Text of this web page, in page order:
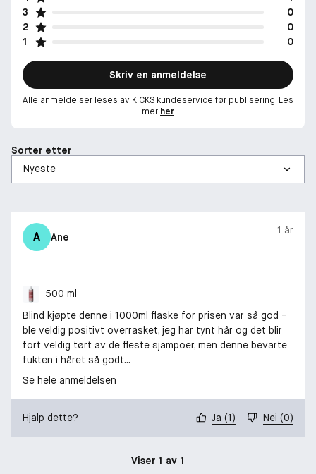
3
0
2
0
1
0
Skriv en anmeldelse
Alle anmeldelser leses av KICKS kundeservice før publisering. Les
mer her
Sorter etter
A Ane
1 år
500 ml
Blind kjøpte denne i 1000ml flaske for prisen var så god -
ble veldig positivt overrasket, jeg har tynt hår og det blir
fort veldig tørt av de fleste sjampoer, men denne bevarte
fukten i håret så godt...
Se hele anmeldelsen
Hjalp dette? Ja (1) Nei (0)
Viser 1 av 1